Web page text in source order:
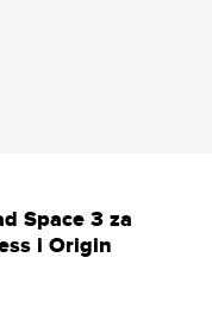
Space 3 za
i Origin